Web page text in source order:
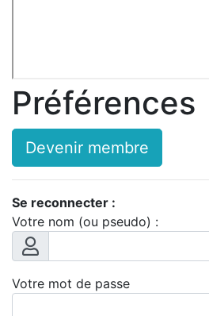
Préférences
Devenir membre
Se reconnecter :
Votre nom (ou pseudo) :
Votre mot de passe